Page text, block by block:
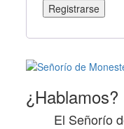
Registrarse
¿Hablamos?
El Señorío